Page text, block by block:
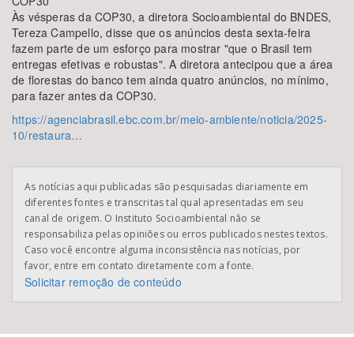
Às vésperas da COP30, a diretora Socioambiental do BNDES,
Tereza Campello, disse que os anúncios desta sexta-feira
fazem parte de um esforço para mostrar "que o Brasil tem
entregas efetivas e robustas". A diretora antecipou que a área
de florestas do banco tem ainda quatro anúncios, no mínimo,
para fazer antes da COP30.
https://agenciabrasil.ebc.com.br/meio-ambiente/noticia/2025-
10/restaura…
As notícias aqui publicadas são pesquisadas diariamente em
diferentes fontes e transcritas tal qual apresentadas em seu
canal de origem. O Instituto Socioambiental não se
responsabiliza pelas opiniões ou erros publicados nestes textos.
Caso você encontre alguma inconsistência nas notícias, por
favor, entre em contato diretamente com a fonte.
Solicitar remoção de conteúdo